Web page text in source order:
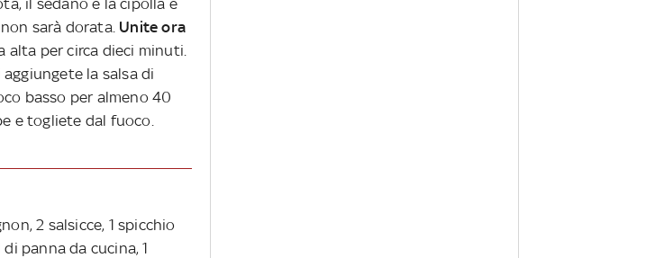
il sedano e la cipolla e
sarà dorata. Unite ora
alta per circa dieci minuti.
la salsa di
basso per almeno 40
e togliete dal fuoco.
2 salsicce, 1 spicchio
panna da cucina, 1